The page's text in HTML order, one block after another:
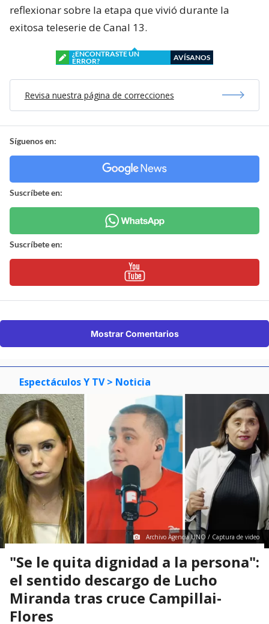
reflexionar sobre la etapa que vivió durante la
exitosa teleserie de Canal 13.
¿ENCONTRASTE UN
ERROR?
AVÍSANOS
Revisa nuestra página de correcciones
Síguenos en:
Suscríbete en:
Suscríbete en:
Mostrar Comentarios
Espectáculos Y TV > Noticia
Archivo Agencia UNO / Captura de video
"Se le quita dignidad a la persona":
el sentido descargo de Lucho
Miranda tras cruce Campillai-
Flores